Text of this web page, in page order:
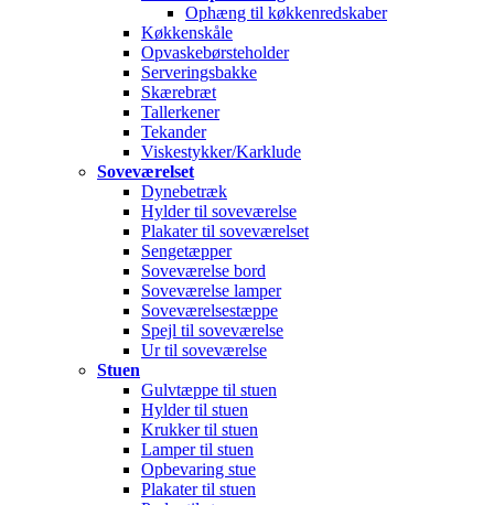
Ophæng til køkkenredskaber
Køkkenskåle
Opvaskebørsteholder
Serveringsbakke
Skærebræt
Tallerkener
Tekander
Viskestykker/Karklude
Soveværelset
Dynebetræk
Hylder til soveværelse
Plakater til soveværelset
Sengetæpper
Soveværelse bord
Soveværelse lamper
Soveværelsestæppe
Spejl til soveværelse
Ur til soveværelse
Stuen
Gulvtæppe til stuen
Hylder til stuen
Krukker til stuen
Lamper til stuen
Opbevaring stue
Plakater til stuen